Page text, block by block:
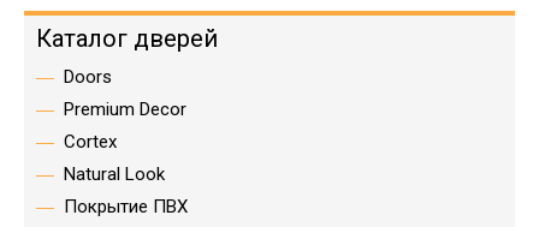
Каталог дверей
Doors
Premium Decor
Cortex
Natural Look
Покрытие ПВХ